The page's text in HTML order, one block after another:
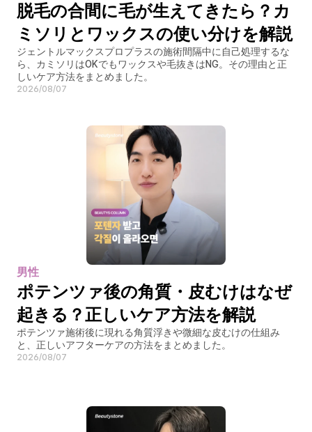
脱毛の合間に毛が生えてきたら？カ
ミソリとワックスの使い分けを解説
ジェントルマックスプロプラスの施術間隔中に自己処理するな
ら、カミソリはOKでもワックスや毛抜きはNG。その理由と正
しいケア方法をまとめました。
2026/08/07
男性
ポテンツァ後の角質・皮むけはなぜ
起きる？正しいケア方法を解説
ポテンツァ施術後に現れる角質浮きや微細な皮むけの仕組み
と、正しいアフターケアの方法をまとめました。
2026/08/07